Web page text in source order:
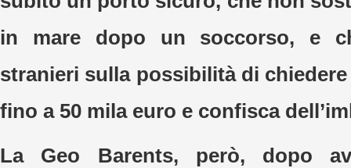
in mare dopo un soccorso, e
stranieri sulla possibilità di
fino a 50 mila euro e confisca
La Geo Barents, però, dopo